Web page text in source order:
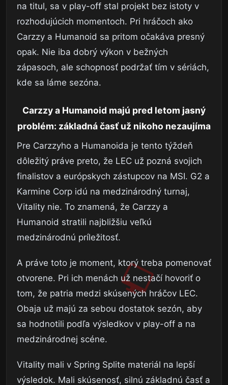
na titul, sa v play-off stal projekt bez istoty v
rozhodujúcich momentoch. Pri hráčoch ako
Carzzy a Humanoid sa pritom očakáva presný
opak. Nie iba dobrý výkon v bežných
zápasoch, ale schopnosť podržať tím v sériách,
kde sa láme sezóna.
Carzzy a Humanoid majú pred letom jasný
problém: základná časť už nikoho nezaujíma
Pre Carzzyho a Humanoida je tento týždeň
dôležitý práve preto, že LEC už pozná svojich
finalistov a európskych zástupcov na MSI. G2 a
Karmine Corp idú na medzinárodný turnaj,
Vitality nie. To znamená, že Carzzy a
Humanoid stratili najbližšiu veľkú
medzinárodnú príležitosť.
A práve toto je moment, ktorý treba pomenovať
otvorene. Pri ich menách už nestačí hovoriť o
tom, že patria medzi skúsených hráčov LEC.
Obaja už majú za sebou dostatok sezón, aby
sa hodnotili podľa výsledkov v play-off a na
medzinárodnej scéne.
Vitality mali v Spring Splite materiál na lepší
výsledok. Mali skúsenosť, silnú základnú časť a